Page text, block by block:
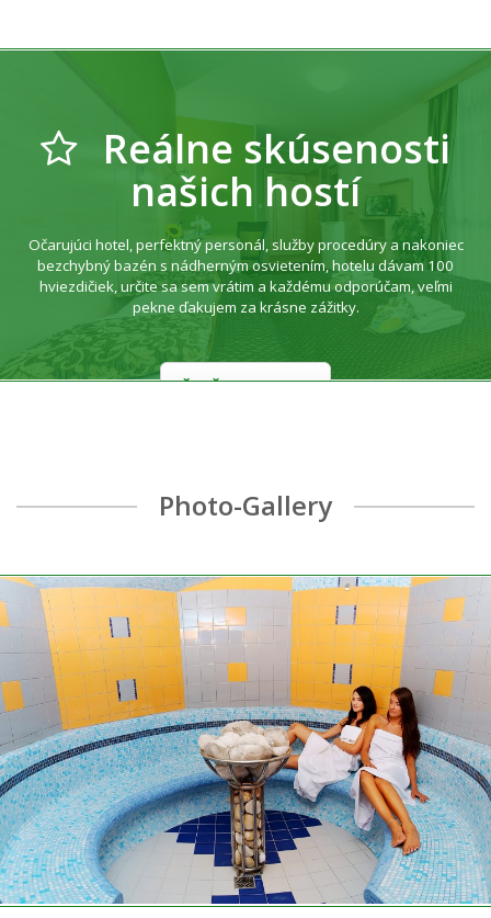
Reálne skúsenosti
našich hostí
Očarujúci hotel, perfektný personál, služby procedúry a nakoniec
bezchybný bazén s nádherným osvietením, hotelu dávam 100
hviezdičiek, určite sa sem vrátim a každému odporúčam, veľmi
pekne ďakujem za krásne zážitky.
ĎALŠIE RECENZIE
Photo-Gallery